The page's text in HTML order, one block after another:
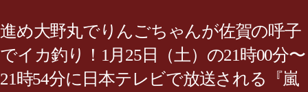
進め大野丸でりんごちゃんが佐賀の呼子
でイカ釣り！1月25日（土）の21時00分〜
21時54分に日本テレビで放送される『嵐